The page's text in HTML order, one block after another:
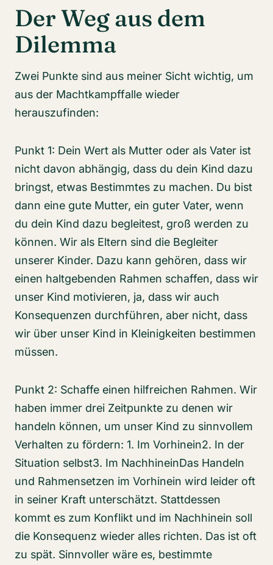
Der Weg aus dem
Dilemma
Zwei Punkte sind aus meiner Sicht wichtig, um
aus der Machtkampffalle wieder
herauszufinden:
Punkt 1: Dein Wert als Mutter oder als Vater ist
nicht davon abhängig, dass du dein Kind dazu
bringst, etwas Bestimmtes zu machen. Du bist
dann eine gute Mutter, ein guter Vater, wenn
du dein Kind dazu begleitest, groß werden zu
können. Wir als Eltern sind die Begleiter
unserer Kinder. Dazu kann gehören, dass wir
einen haltgebenden Rahmen schaffen, dass wir
unser Kind motivieren, ja, dass wir auch
Konsequenzen durchführen, aber nicht, dass
wir über unser Kind in Kleinigkeiten bestimmen
müssen.
Punkt 2: Schaffe einen hilfreichen Rahmen. Wir
haben immer drei Zeitpunkte zu denen wir
handeln können, um unser Kind zu sinnvollem
Verhalten zu fördern: 1. Im Vorhinein2. In der
Situation selbst3. Im NachhineinDas Handeln
und Rahmensetzen im Vorhinein wird leider oft
in seiner Kraft unterschätzt. Stattdessen
kommt es zum Konflikt und im Nachhinein soll
die Konsequenz wieder alles richten. Das ist oft
zu spät. Sinnvoller wäre es, bestimmte